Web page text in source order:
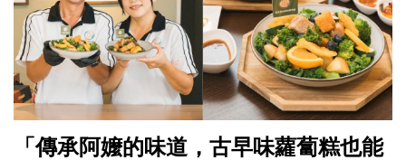
「傳承阿嬤的味道，古早味蘿蔔糕也能